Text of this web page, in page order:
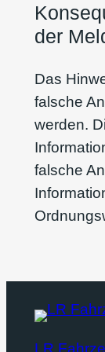
der
Das
falsche
werden.
falsche
LR